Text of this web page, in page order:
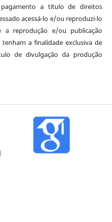
a título de direitos
acessá-lo e/ou reproduzi-lo
a reprodução e/ou publicação
a finalidade exclusiva de
de divulgação da produção